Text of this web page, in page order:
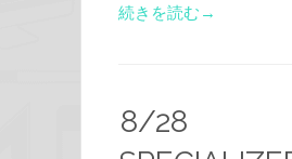
続きを読む→
8/28